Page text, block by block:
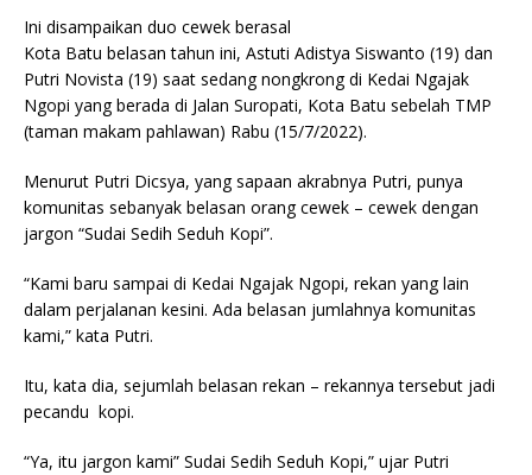
Ini disampaikan duo cewek berasal
Kota Batu belasan tahun ini, Astuti Adistya Siswanto (19) dan
Putri Novista (19) saat sedang nongkrong di Kedai Ngajak
Ngopi yang berada di Jalan Suropati, Kota Batu sebelah TMP
(taman makam pahlawan) Rabu (15/7/2022).
Menurut Putri Dicsya, yang sapaan akrabnya Putri, punya
komunitas sebanyak belasan orang cewek – cewek dengan
jargon “Sudai Sedih Seduh Kopi”.
“Kami baru sampai di Kedai Ngajak Ngopi, rekan yang lain
dalam perjalanan kesini. Ada belasan jumlahnya komunitas
kami,” kata Putri.
Itu, kata dia, sejumlah belasan rekan – rekannya tersebut jadi
pecandu kopi.
“Ya, itu jargon kami” Sudai Sedih Seduh Kopi,” ujar Putri